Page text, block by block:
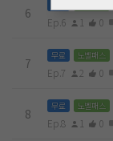
6
Ep.6 1 0
7
무료 노벨패스
Ep.7 2 0
8
무료 노벨패스
Ep.8 1 0